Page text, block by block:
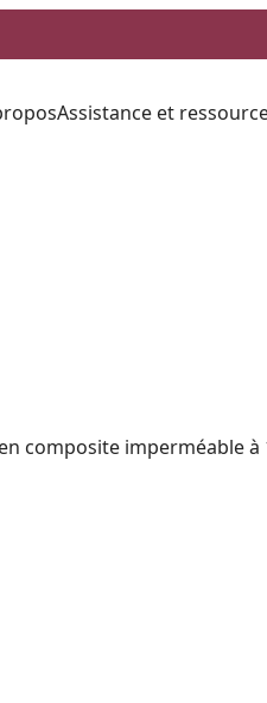
Assistance et